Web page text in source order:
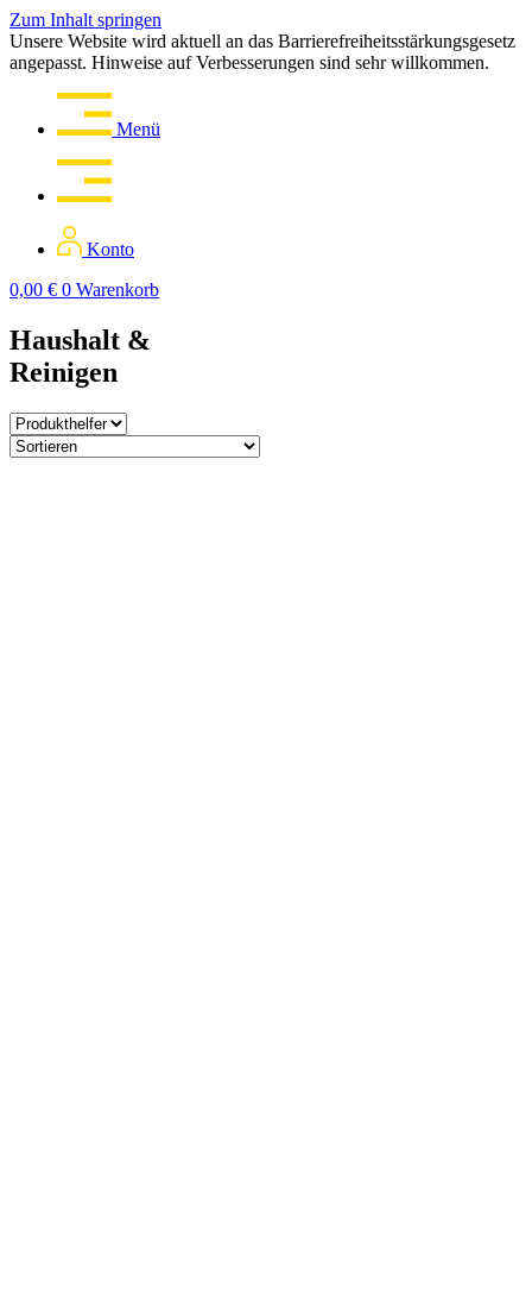
Zum Inhalt springen
Unsere Website wird aktuell an das Barrierefreiheitsstärkungsgesetz
angepasst. Hinweise auf Verbesserungen sind sehr willkommen.
Menü
Konto
0,00 € 0 Warenkorb
Haushalt &
Reinigen